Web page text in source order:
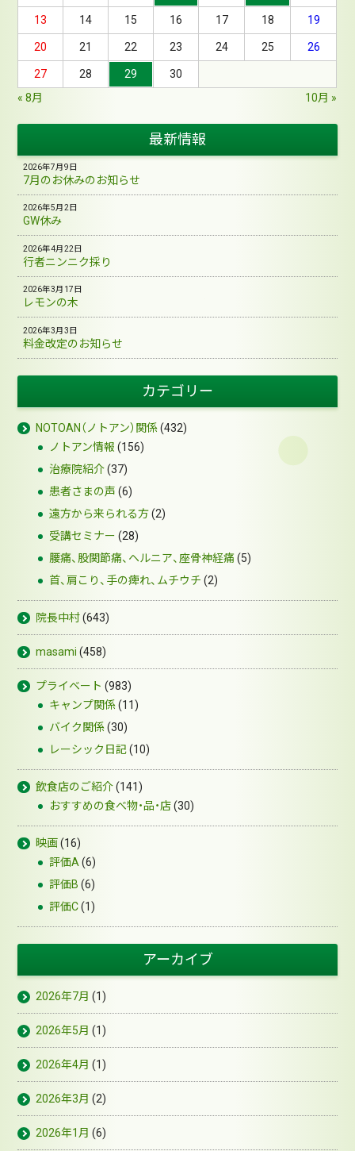
13 14 15 16 17 18 19
20 21 22 23 24 25 26
27 28 29
30
« 8月
10月 »
最新情報
7月のお休みのお知らせ
2026年7月9日
GW休み
2026年5月2日
行者ニンニク採り
2026年4月22日
レモンの木
2026年3月17日
料金改定のお知らせ
2026年3月3日
カテゴリー
NOTOAN（ノトアン）関係(432)
ノトアン情報 (156)
治療院紹介(37)
患者さまの声 (6)
遠方から来られる方(2)
受講セミナー (28)
腰痛、股関節痛、ヘルニア、座骨神経痛 (5)
首、肩こり、手の痺れ、ムチウチ (2)
院長中村(643)
masami (458)
プライベート (983)
キャンプ関係(11)
バイク関係(30)
レーシック日記(10)
飲食店のご紹介(141)
おすすめの食べ物・品・店(30)
映画(16)
評価A (6)
評価B (6)
評価C(1)
アーカイブ
2026年7月 (1)
2026年5月 (1)
2026年4月 (1)
2026年3月 (2)
2026年1月 (6)